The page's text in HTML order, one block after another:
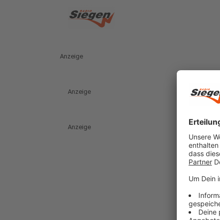
Anzeige
Anzeige
Anzeige